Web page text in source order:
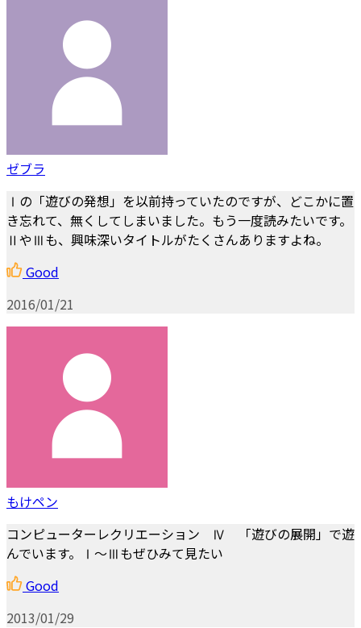
ゼブラ
Ⅰの「遊びの発想」を以前持っていたのですが、どこかに置
き忘れて、無くしてしまいました。もう一度読みたいです。
ⅡやⅢも、興味深いタイトルがたくさんありますよね。
Good
2016/01/21
もけペン
コンピューターレクリエーション Ⅳ 「遊びの展開」で遊
んでいます。Ⅰ～Ⅲもぜひみて見たい
Good
2013/01/29